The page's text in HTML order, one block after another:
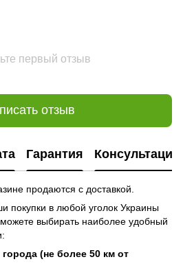
первый отзыв
отзыв
Гарантия Консультация
продаются с доставкой.
покупки в любой уголок Украины
выбирать наиболее удобный
(не более 50 км от